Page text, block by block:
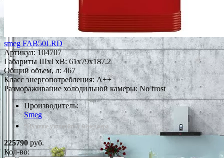
smeg FAB50LRD
Артикул:104707
Габариты ШxГxВ: 61x79x187.2
Общий объем, л: 467
Класс энергопотребления: A++
Размораживание холодильной камеры: No frost
Производитель:
Smeg
*Наличие уточняйте у менеджера
225790руб.
Кол-во: